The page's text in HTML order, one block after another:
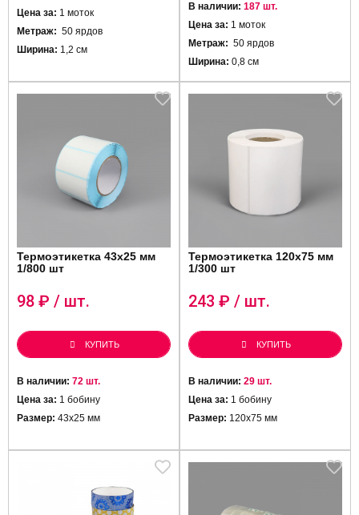
Цена за: 1 моток
Метраж: 50 ярдов
Ширина: 1,2 см
В наличии: 187 шт.
Цена за: 1 моток
Метраж: 50 ярдов
Ширина: 0,8 см
Термоэтикетка 43х25 мм
1/800 шт
98 ₽ / шт.
КУПИТЬ
В наличии: 72 шт.
Цена за: 1 бобину
Размер: 43х25 мм
Термоэтикетка 120х75 мм
1/300 шт
243 ₽ / шт.
КУПИТЬ
В наличии: 29 шт.
Цена за: 1 бобину
Размер: 120х75 мм